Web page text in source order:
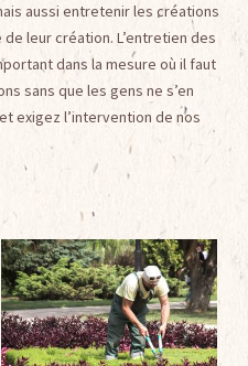
aussi entretenir les créations
leur création. L’entretien des
dans la mesure où il faut
sans que les gens ne s’en
exigez l’intervention de nos